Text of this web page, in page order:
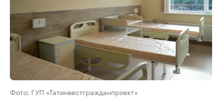
Фото: ГУП «Татинвестгражданпроект»